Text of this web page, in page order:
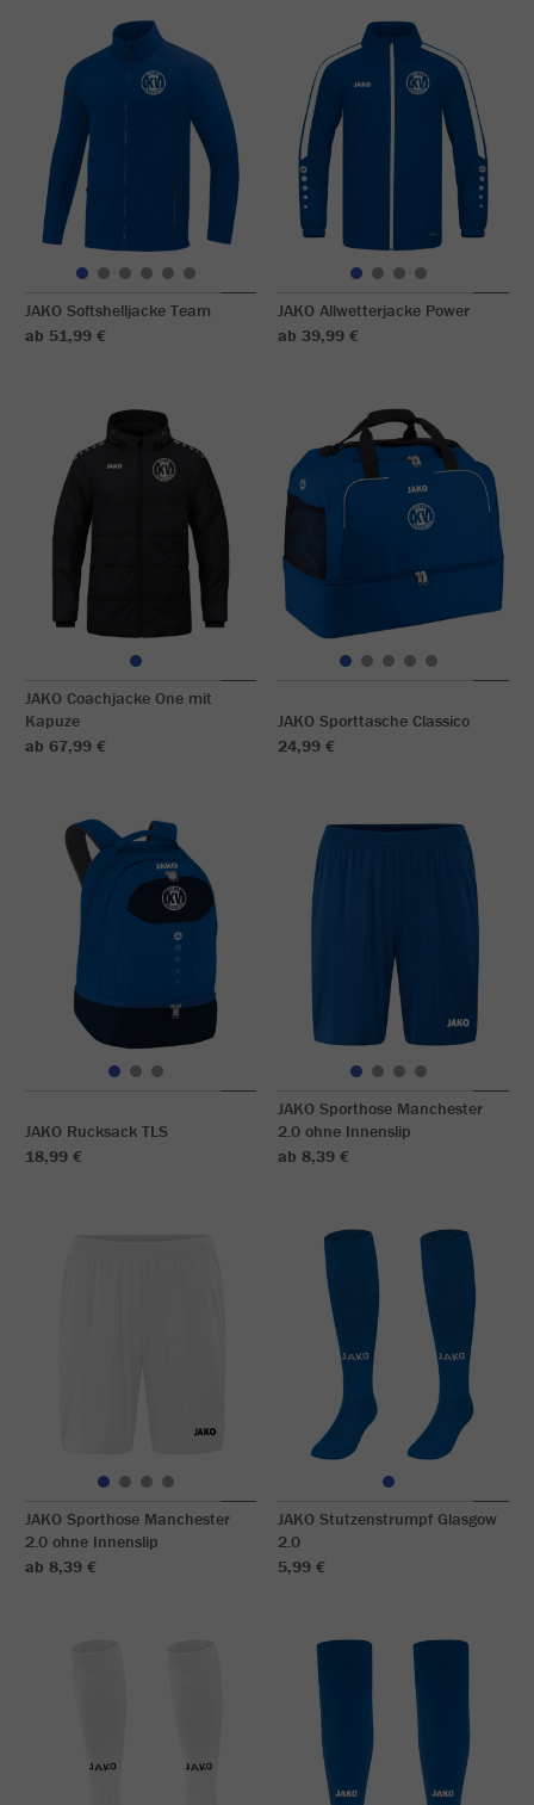
JAKO Softshelljacke Team
ab 51,99 €
JAKO Allwetterjacke Power
ab 39,99 €
JAKO Coachjacke One mit
Kapuze
ab 67,99 €
JAKO Sporttasche Classico
24,99 €
JAKO Rucksack TLS
18,99 €
JAKO Sporthose Manchester
2.0 ohne Innenslip
ab 8,39 €
JAKO Sporthose Manchester
2.0 ohne Innenslip
ab 8,39 €
JAKO Stutzenstrumpf Glasgow
2.0
5,99 €